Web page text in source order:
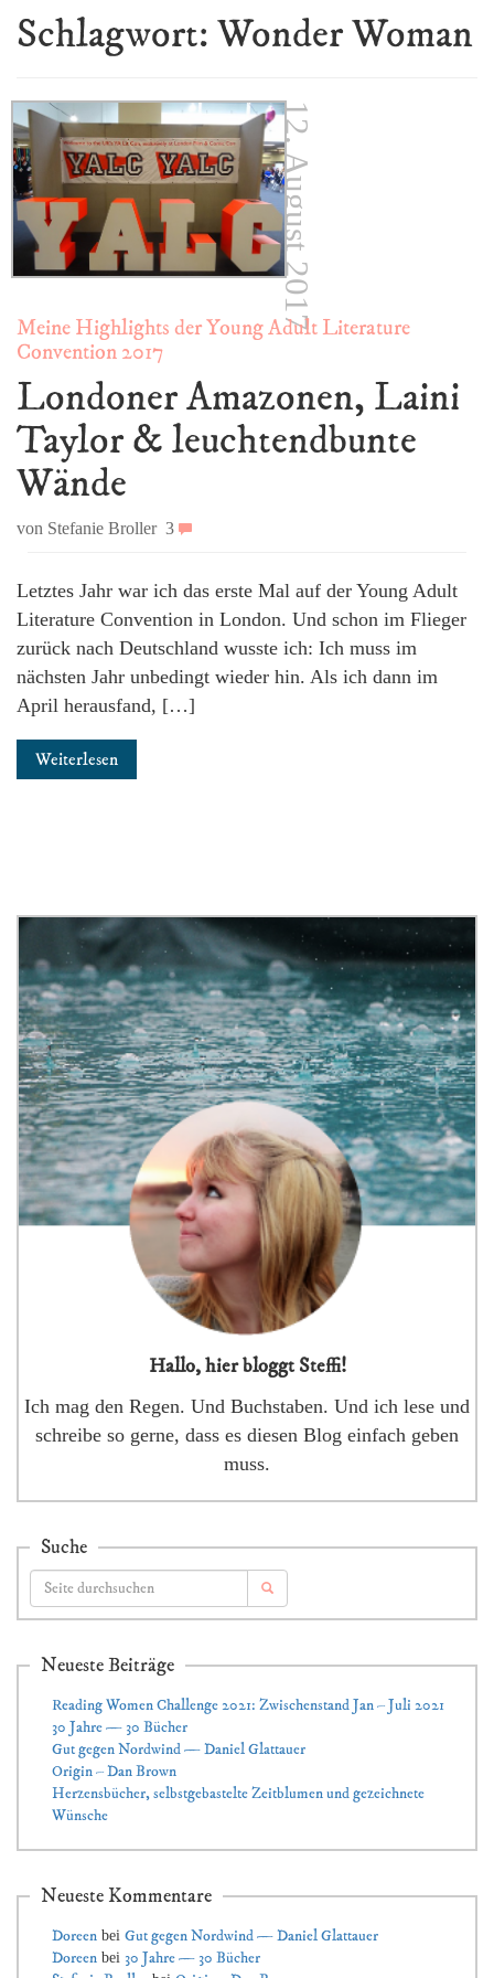
Schlagwort: Wonder Woman
12. August 2017
Meine Highlights der Young Adult Literature
Convention 2017
Londoner Amazonen, Laini
Taylor & leuchtendbunte
Wände
von Stefanie Broller 3
Letztes Jahr war ich das erste Mal auf der Young Adult
Literature Convention in London. Und schon im Flieger
zurück nach Deutschland wusste ich: Ich muss im
nächsten Jahr unbedingt wieder hin. Als ich dann im
April herausfand, […]
Weiterlesen
Hallo, hier bloggt Steffi!
Ich mag den Regen. Und Buchstaben. Und ich lese und
schreibe so gerne, dass es diesen Blog einfach geben
muss.
Suche
Neueste Beiträge
Reading Women Challenge 2021: Zwischenstand Jan – Juli 2021
30 Jahre — 30 Bücher
Gut gegen Nordwind — Daniel Glattauer
Origin – Dan Brown
Herzensbücher, selbstgebastelte Zeitblumen und gezeichnete
Wünsche
Neueste Kommentare
Doreen bei Gut gegen Nordwind — Daniel Glattauer
Doreen bei 30 Jahre — 30 Bücher